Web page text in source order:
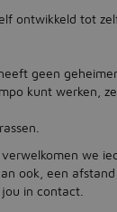
ontwikkeld tot
geen
kunt werken,
we
ook, een
in contact.